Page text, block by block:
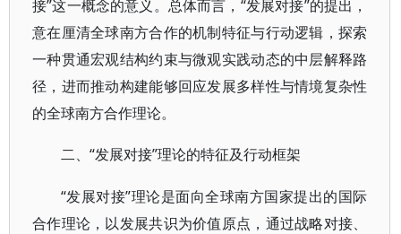
接”这一概念的意义。总体而言，“发展对接”的提出，
意在厘清全球南方合作的机制特征与行动逻辑，探索
一种贯通宏观结构约束与微观实践动态的中层解释路
径，进而推动构建能够回应发展多样性与情境复杂性
的全球南方合作理论。
二、 “发展对接”理论的特征及行动框架
“发展对接”理论是面向全球南方国家提出的国际
合作理论，以发展共识为价值原点，通过战略对接、